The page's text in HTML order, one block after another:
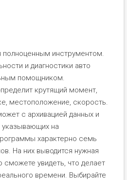
полноценным инструментом.
и диагностики авто
помощником.
крутящий момент,
местоположение, скорость.
с архивацией данных и
на
характерно семь
На них выводится нужная
увидеть, что делает
времени. Выбирайте